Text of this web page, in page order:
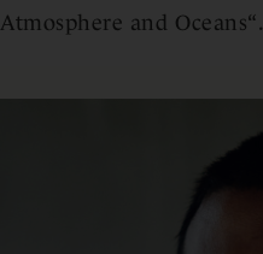
Atmosphere and Oceans“.